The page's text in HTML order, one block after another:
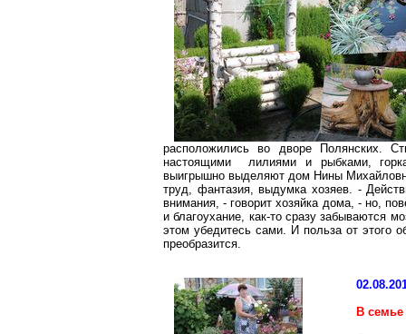
расположились во дворе Полянских.
настоящими лилиями и рыбками,
выигрышно выделяют дом Нины
труд, фантазия, выдумка хозяев. -
внимания, - говорит хозяйка дома, - но,
и благоухание, как-то сразу забываются
этом убедитесь сами. И польза от
преобразится.
В